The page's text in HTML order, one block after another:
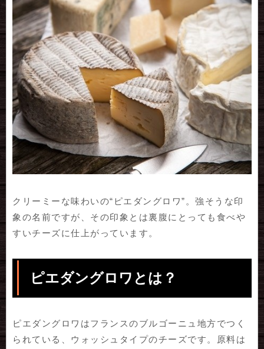
クリーミーな味わいの“ピエダングロワ”。強そうな印
象の名前ですが、その印象とは裏腹にとっても食べや
すいチーズに仕上がっています。
ピエダングロワとは？
ピエダングロワはフランスのブルゴーニュ地方でつく
られている、ウォッシュタイプのチーズです。原料は